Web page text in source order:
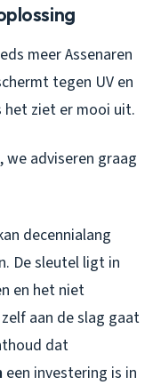
meer Assenaren
tegen UV en
het ziet er mooi uit.
, we adviseren graag
decennialang
De sleutel ligt in
en het niet
aan de slag gaat
dat
een investering is in